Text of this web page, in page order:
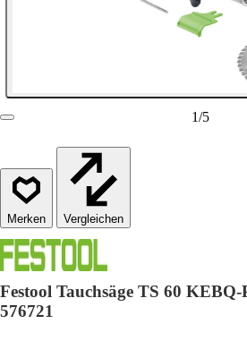
1/5
Vergleichen
Festool Tauchsäge TS 60
576721